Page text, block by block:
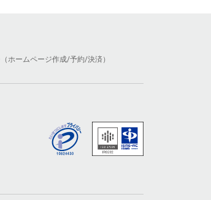
ホームページ作成/予約/決済）